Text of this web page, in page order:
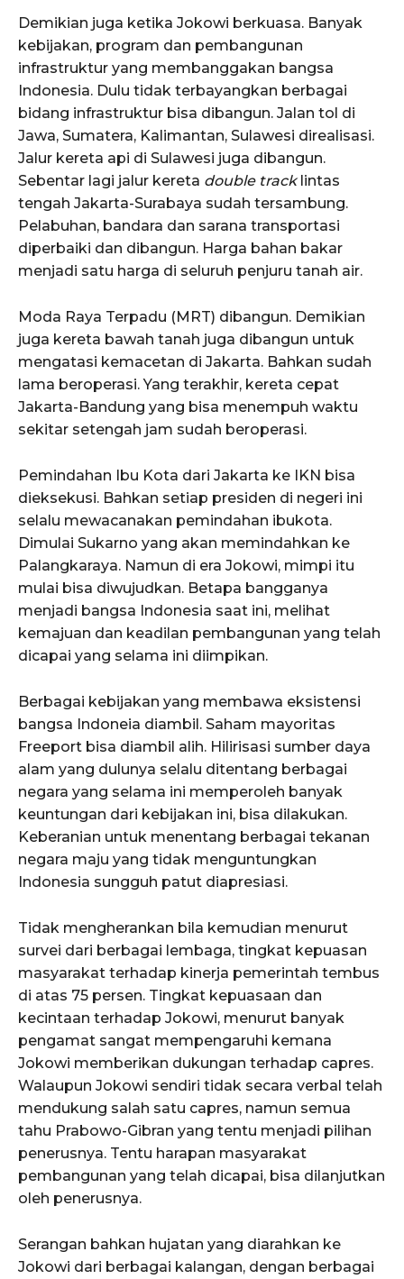
Demikian juga ketika Jokowi berkuasa. Banyak
kebijakan, program dan pembangunan
infrastruktur yang membanggakan bangsa
Indonesia. Dulu tidak terbayangkan berbagai
bidang infrastruktur bisa dibangun. Jalan tol di
Jawa, Sumatera, Kalimantan, Sulawesi direalisasi.
Jalur kereta api di Sulawesi juga dibangun.
Sebentar lagi jalur kereta double tracklintas
tengah Jakarta-Surabaya sudah tersambung.
Pelabuhan, bandara dan sarana transportasi
diperbaiki dan dibangun. Harga bahan bakar
menjadi satu harga di seluruh penjuru tanah air.
Moda Raya Terpadu (MRT) dibangun. Demikian
juga kereta bawah tanah juga dibangun untuk
mengatasi kemacetan di Jakarta. Bahkan sudah
lama beroperasi. Yang terakhir, kereta cepat
Jakarta-Bandung yang bisa menempuh waktu
sekitar setengah jam sudah beroperasi.
Pemindahan Ibu Kota dari Jakarta ke IKN bisa
dieksekusi. Bahkan setiap presiden di negeri ini
selalu mewacanakan pemindahan ibukota.
Dimulai Sukarno yang akan memindahkan ke
Palangkaraya. Namun di era Jokowi, mimpi itu
mulai bisa diwujudkan. Betapa bangganya
menjadi bangsa Indonesia saat ini, melihat
kemajuan dan keadilan pembangunan yang telah
dicapai yang selama ini diimpikan.
Berbagai kebijakan yang membawa eksistensi
bangsa Indoneia diambil. Saham mayoritas
Freeport bisa diambil alih. Hilirisasi sumber daya
alam yang dulunya selalu ditentang berbagai
negara yang selama ini memperoleh banyak
keuntungan dari kebijakan ini, bisa dilakukan.
Keberanian untuk menentang berbagai tekanan
negara maju yang tidak menguntungkan
Indonesia sungguh patut diapresiasi.
Tidak mengherankan bila kemudian menurut
survei dari berbagai lembaga, tingkat kepuasan
masyarakat terhadap kinerja pemerintah tembus
di atas 75 persen. Tingkat kepuasaan dan
kecintaan terhadap Jokowi, menurut banyak
pengamat sangat mempengaruhi kemana
Jokowi memberikan dukungan terhadap capres.
Walaupun Jokowi sendiri tidak secara verbal telah
mendukung salah satu capres, namun semua
tahu Prabowo-Gibran yang tentu menjadi pilihan
penerusnya. Tentu harapan masyarakat
pembangunan yang telah dicapai, bisa dilanjutkan
oleh penerusnya.
Serangan bahkan hujatan yang diarahkan ke
Jokowi dari berbagai kalangan, dengan berbagai